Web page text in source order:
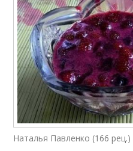
Наталья Павленко (166 рец.)